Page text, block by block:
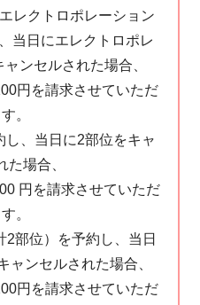
レクトロポレーション
当日にエレクトロポレ
ンセルされた場合、
円を請求させていただ
。
、当日に2部位をキャ
た場合、
円を請求させていただ
。
部位）を予約し、当日
ャンセルされた場合、
円を請求させていただ